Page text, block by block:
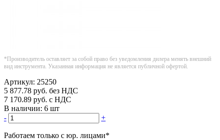
*Производитель оставляет за собой право без уведомления дилера менять внешний
вид инструмента. Указанная информация не является публичной офертой.
Артикул: 25250
5 877.78 руб. без НДС
7 170.89 руб. с НДС
В наличии: 6 шт
-
+
Работаем только с юр. лицами*